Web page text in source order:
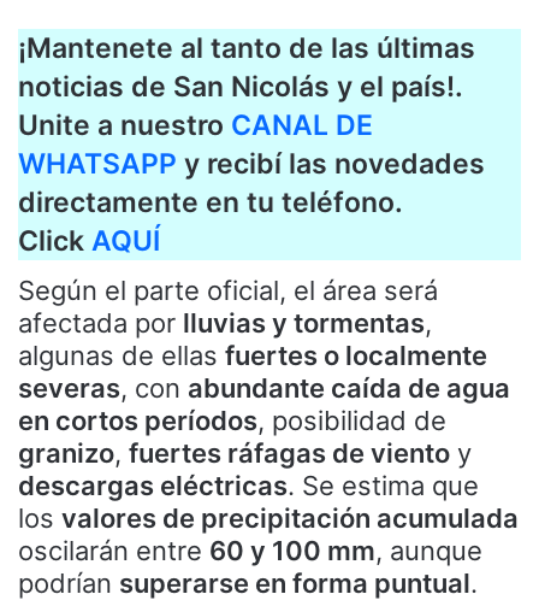
¡Mantenete al tanto de las últimas
noticias de San Nicolás y el país!.
Unite a nuestro CANAL DE
WHATSAPP y recibí las novedades
directamente en tu teléfono.
Click AQUÍ
Según el parte oficial, el área será
afectada por lluvias y tormentas,
algunas de ellas fuertes o localmente
severas, con abundante caída de agua
en cortos períodos, posibilidad de
granizo, fuertes ráfagas de viento y
descargas eléctricas. Se estima que
los valores de precipitación acumulada
oscilarán entre 60 y 100 mm, aunque
podrían superarse en forma puntual.